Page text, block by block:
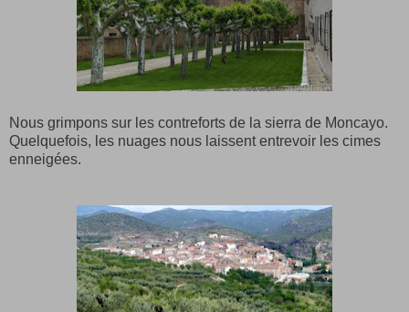
Nous grimpons sur les contreforts de la sierra de Moncayo.
Quelquefois, les nuages nous laissent entrevoir les cimes
enneigées.